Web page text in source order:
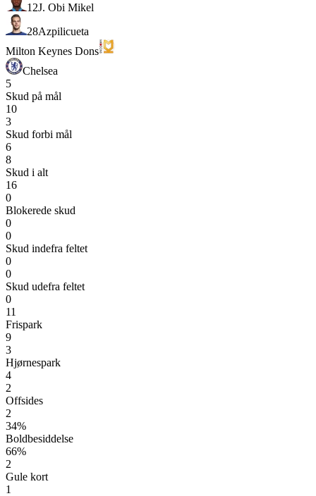
12J. Obi Mikel
28Azpilicueta
Milton Keynes Dons
Chelsea
5
Skud på mål
10
3
Skud forbi mål
6
8
Skud i alt
16
0
Blokerede skud
0
0
Skud indefra feltet
0
0
Skud udefra feltet
0
11
Frispark
9
3
Hjørnespark
4
2
Offsides
2
34%
Boldbesiddelse
66%
2
Gule kort
1